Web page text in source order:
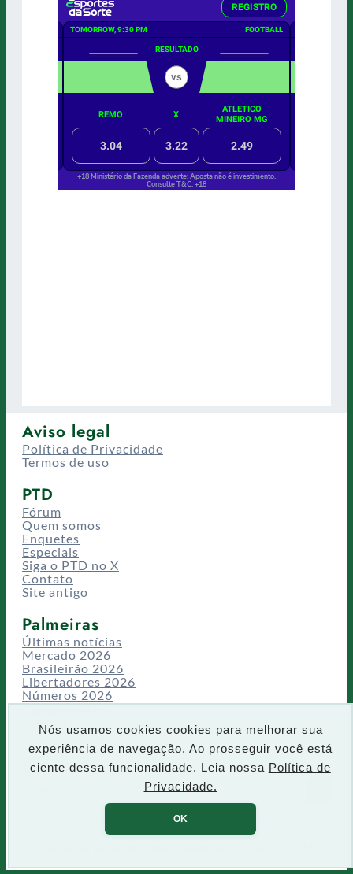
Nós usamos cookies cookies para melhorar sua
experiência de navegação. Ao prosseguir você está
ciente dessa funcionalidade. Leia nossa Política de
Privacidade.
OK
Aviso legal
Política de Privacidade
Termos de uso
PTD
Fórum
Quem somos
Enquetes
Especiais
Siga o PTD no X
Contato
Site antigo
Palmeiras
Últimas notícias
Mercado 2026
Brasileirão 2026
Libertadores 2026
Números 2026
Campeonatos
CT/Centro de Excelência
Busca
P
e
q
u
s